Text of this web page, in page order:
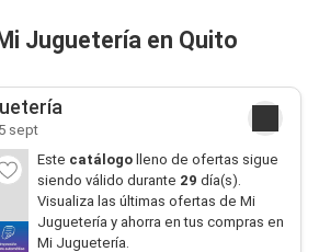
Juguetería en Quito
sept
Este catálogo lleno de ofertas sigue
siendo válido durante 29 día(s).
Visualiza las últimas ofertas de Mi
Juguetería y ahorra en tus compras en
Mi Juguetería.